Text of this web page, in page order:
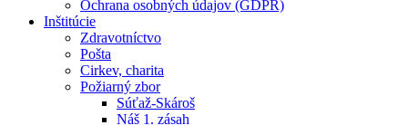
Ochrana osobných údajov (GDPR)
Inštitúcie
Zdravotníctvo
Pošta
Cirkev, charita
Požiarný zbor
Súťaž-Skároš
Náš 1. zásah